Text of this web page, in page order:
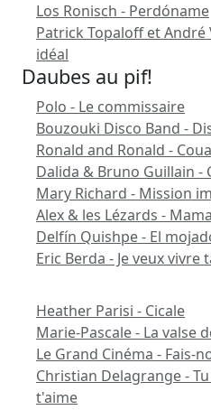
Los Ronisch - Perdóname
Patrick Topaloff et
idéal
Daubes au pif!
Polo - Le commissaire
Bouzouki Disco Band -
Ronald and Ronald -
Dalida & Bruno Guillain -
Mary Richard - Mission
Alex & les Lézards -
Delfín Quishpe - El
Eric Berda - Je veux vivre
Heather Parisi - Cicale
Marie-Pascale - La valse
Le Grand Cinéma - Fais-
Christian Delagrange -
t'aime